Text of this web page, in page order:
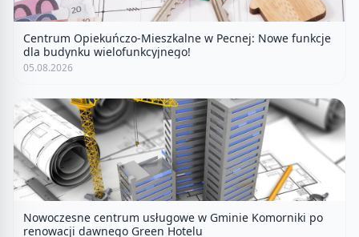
Centrum Opiekuńczo-Mieszkalne w Pecnej: Nowe funkcje
dla budynku wielofunkcyjnego!
05.08.2026
Nowoczesne centrum usługowe w Gminie Komorniki po
renowacji dawnego Green Hotelu